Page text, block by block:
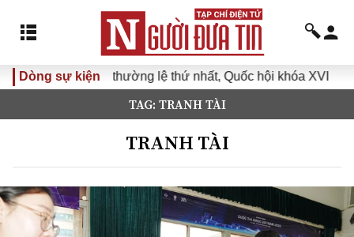
Dòng sự kiện
thường lệ thứ nhất, Quốc hội khóa XVI Đưa Nghị quyết
TAG: TRANH TÀI
TRANH TÀI